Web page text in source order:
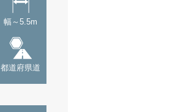
幅～5.5m
都道府県道